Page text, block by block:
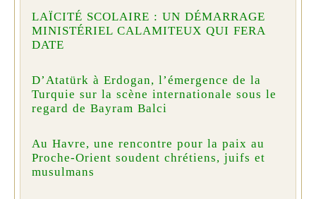
LAÏCITÉ SCOLAIRE : UN DÉMARRAGE
MINISTÉRIEL CALAMITEUX QUI FERA
DATE
D’Atatürk à Erdogan, l’émergence de la
Turquie sur la scène internationale sous le
regard de Bayram Balci
Au Havre, une rencontre pour la paix au
Proche-Orient soudent chrétiens, juifs et
musulmans